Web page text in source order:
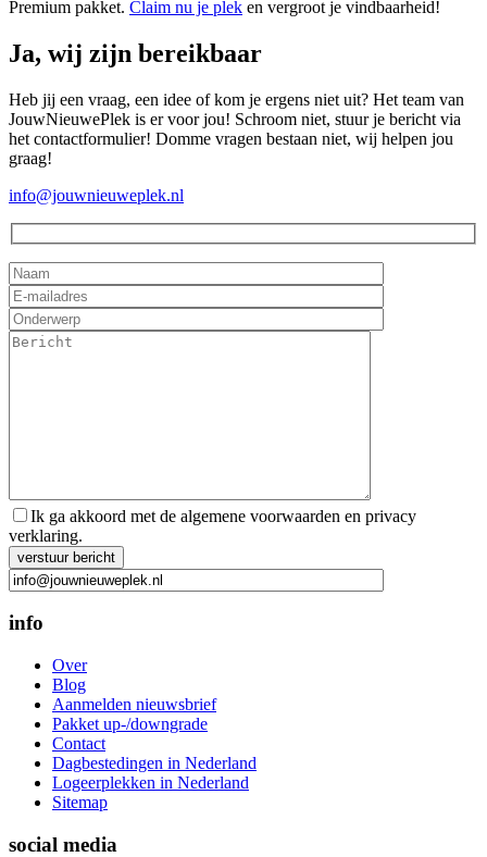
Premium pakket. Claim nu je plek en vergroot je vindbaarheid!
Ja, wij zijn bereikbaar
Heb jij een vraag, een idee of kom je ergens niet uit? Het team van
JouwNieuwePlek is er voor jou! Schroom niet, stuur je bericht via
het contactformulier! Domme vragen bestaan niet, wij helpen jou
graag!
info@jouwnieuweplek.nl
Ik ga akkoord met de algemene voorwaarden en privacy
verklaring.
Gelieve dit veld leeg te laten.
info
Over
Blog
Aanmelden nieuwsbrief
Pakket up-/downgrade
Contact
Dagbestedingen in Nederland
Logeerplekken in Nederland
Sitemap
social media